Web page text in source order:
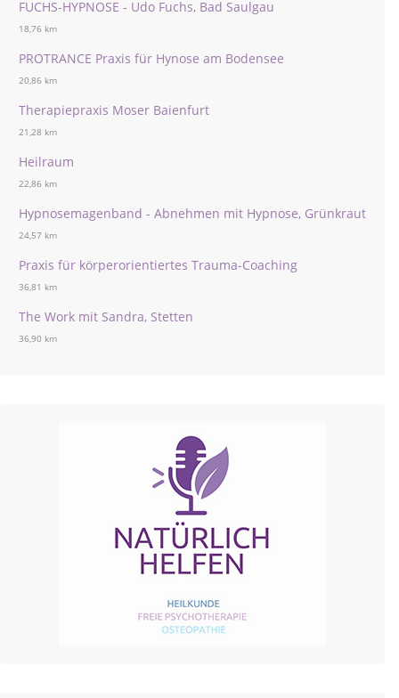
FUCHS-HYPNOSE - Udo Fuchs, Bad Saulgau
18,76 km
PROTRANCE Praxis für Hynose am Bodensee
20,86 km
Therapiepraxis Moser Baienfurt
21,28 km
Heilraum
22,86 km
Hypnosemagenband - Abnehmen mit Hypnose, Grünkraut
24,57 km
Praxis für körperorientiertes Trauma-Coaching
36,81 km
The Work mit Sandra, Stetten
36,90 km